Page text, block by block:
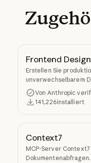
Frontend Design
Erstellen Sie
unverwechselbarem
Code, der
Von Anthropic
141,226installiert
Context7
MCP-Server